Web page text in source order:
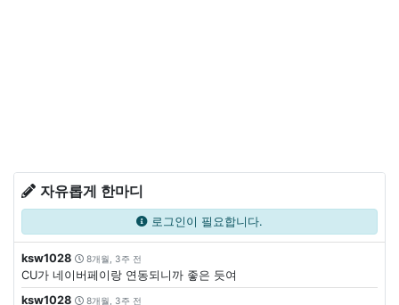
자유롭게 한마디
로그인이 필요합니다.
ksw1028 8개월, 3주 전
CU가 네이버페이랑 연동되니까 좋은 듯여
ksw1028
8개월, 3주 전